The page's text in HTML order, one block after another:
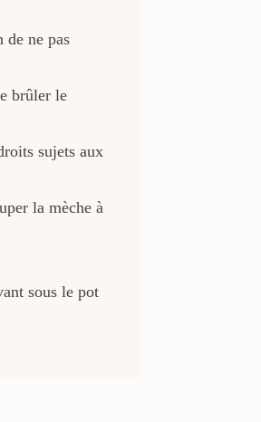
de ne pas
brûler le
sujets aux
la mèche à
sous le pot